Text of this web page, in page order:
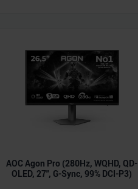
AOC Agon Pro (280Hz, WQHD, QD-
OLED, 27", G-Sync, 99% DCI-P3)